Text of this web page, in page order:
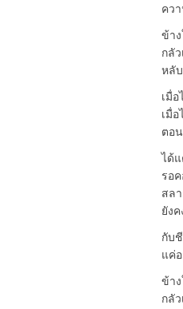
คว
ข้า
กลั
หลั
เมื่
เมื่
ตอ
ได้
รอ
สล
ยัง
กับ
แค่
ข้า
กลั